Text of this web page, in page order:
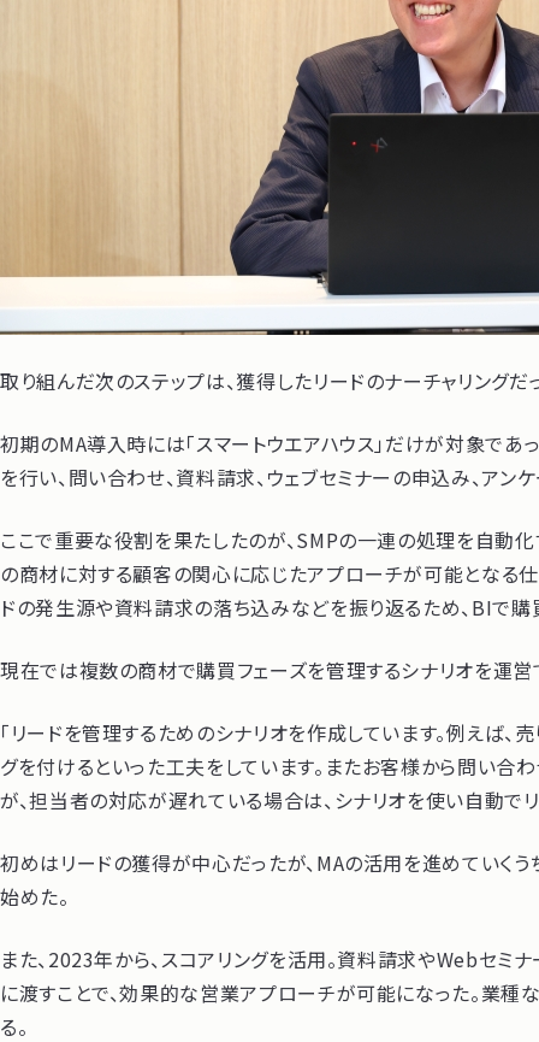
取り組んだ次のステップは、獲得したリードのナーチャリングだ
初期のMA導入時には「スマートウエアハウス」だけが対象で
を行い、問い合わせ、資料請求、ウェブセミナーの申込み、ア
ここで重要な役割を果たしたのが、SMPの一連の処理を自動化
の商材に対する顧客の関心に応じたアプローチが可能となる
ドの発生源や資料請求の落ち込みなどを振り返るため、BIで購
現在では複数の商材で購買フェーズを管理するシナリオを運営
「リードを管理するためのシナリオを作成しています。例えば
グを付けるといった工夫をしています。またお客様から問い合
が、担当者の対応が遅れている場合は、シナリオを使い自動で
初めはリードの獲得が中心だったが、MAの活用を進めていく
始めた。
また、2023年から、スコアリングを活用。資料請求やWebセ
に渡すことで、効果的な営業アプローチが可能になった。業
る。